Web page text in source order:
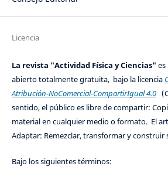
Licencia
La revista "Actividad Física y Ciencias" es
abierto totalmente gratuita, bajo la licencia
Atribución-NoComercial-CompartirIgual 4.0
sentido, el público es libre de compartir:
material en cualquier medio o formato. El
Adaptar: Remezclar, transformar y construir
Bajo los siguientes términos: